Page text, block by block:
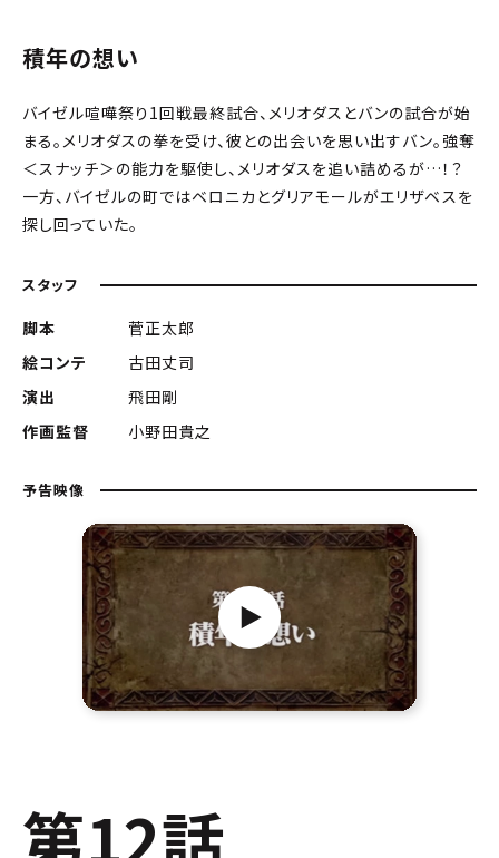
積年の想い
バイゼル喧嘩祭り1回戦最終試合、メリオダスとバンの試合が始
まる。メリオダスの拳を受け、彼との出会いを思い出すバン。強奪
＜スナッチ＞の能力を駆使し、メリオダスを追い詰めるが…！？
一方、バイゼルの町ではベロニカとグリアモールがエリザベスを
探し回っていた。
スタッフ
脚本
菅正太郎
絵コンテ
古田丈司
演出
飛田剛
作画監督
小野田貴之
予告映像
第12話